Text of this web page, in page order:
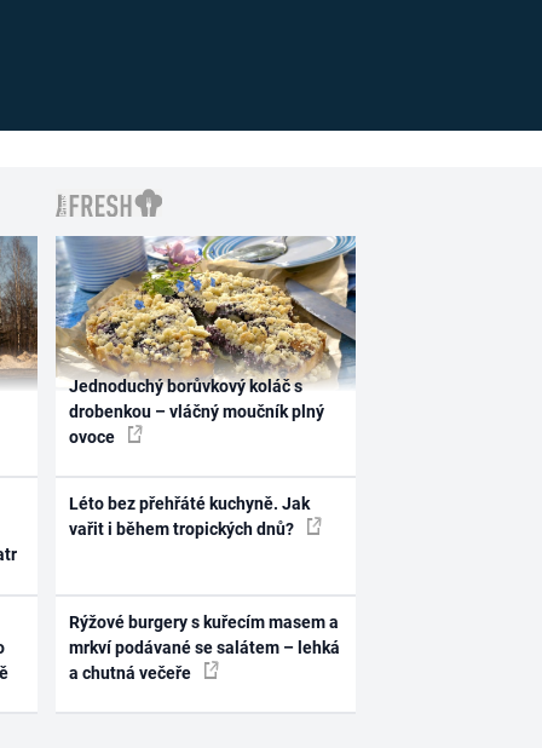
Jednoduchý borůvkový koláč s
drobenkou – vláčný moučník plný
ovoce
Léto bez přehřáté kuchyně. Jak
vařit i během tropických dnů?
Rýžové burgery s kuřecím masem a
mrkví podávané se salátem – lehká
a chutná večeře